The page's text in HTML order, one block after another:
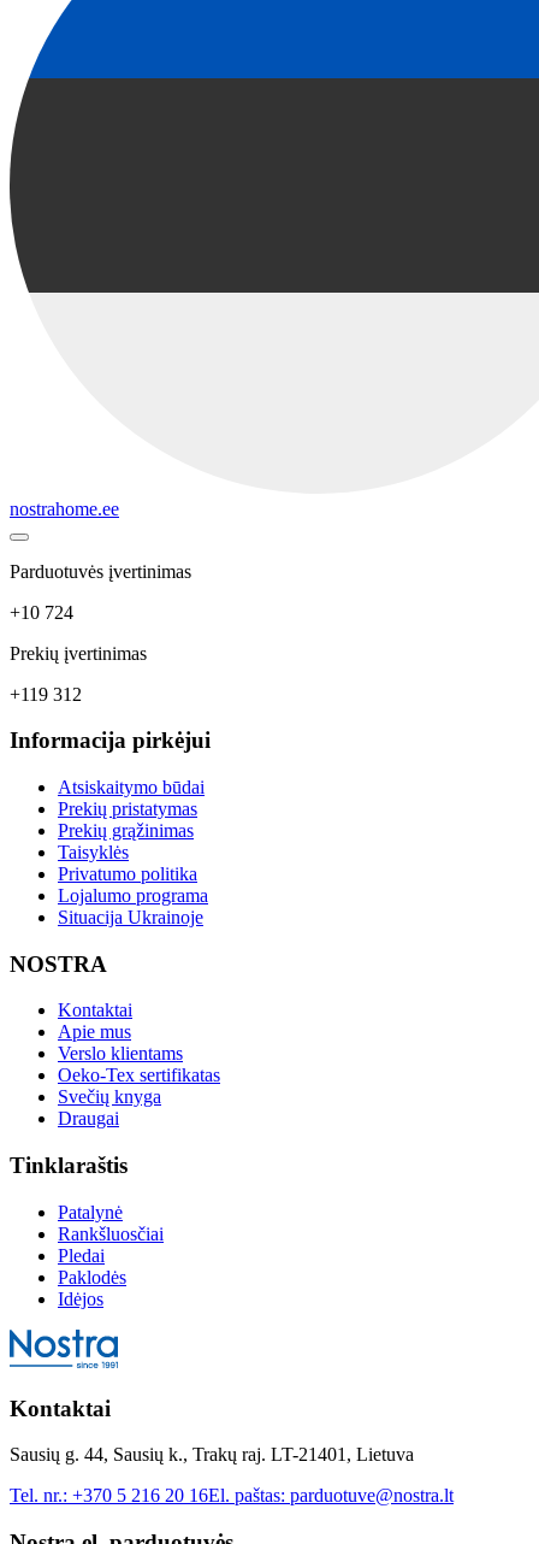
nostrahome.ee
Parduotuvės įvertinimas
+10 724
Prekių įvertinimas
+119 312
Informacija pirkėjui
Atsiskaitymo būdai
Prekių pristatymas
Prekių grąžinimas
Taisyklės
Privatumo politika
Lojalumo programa
Situacija Ukrainoje
NOSTRA
Kontaktai
Apie mus
Verslo klientams
Oeko-Tex sertifikatas
Svečių knyga
Draugai
Tinklaraštis
Patalynė
Rankšluosčiai
Pledai
Paklodės
Idėjos
Kontaktai
Sausių g. 44, Sausių k., Trakų raj. LT-21401, Lietuva
Tel. nr.: +370 5 216 20 16El. paštas: parduotuve@nostra.lt